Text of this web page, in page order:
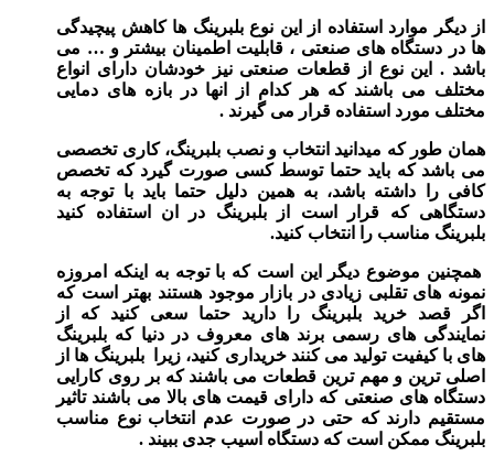
از دیگر موارد استفاده از این نوع بلبرینگ ها کاهش پیچیدگی
ها در دستگاه های صنعتی ، قابلیت اطمینان بیشتر و … می
باشد . این نوع از قطعات صنعتی نیز خودشان دارای انواع
مختلف می باشند که هر کدام از انها در بازه های دمایی
مختلف مورد استفاده قرار می گیرند .
همان طور که میدانید انتخاب و نصب بلبرینگ، کاری تخصصی
می باشد که باید حتما توسط کسی صورت گیرد که تخصص
کافی را داشته باشد، به همین دلیل حتما باید با توجه به
دستگاهی که قرار است از بلبرینگ در ان استفاده کنید
بلبرینگ مناسب را انتخاب کنید.
همچنین موضوع دیگر این است که با توجه به اینکه امروزه
نمونه های تقلبی زیادی در بازار موجود هستند بهتر است که
اگر قصد خرید بلبرینگ را دارید حتما سعی کنید که از
نمایندگی های رسمی برند های معروف در دنیا که بلبرینگ
های با کیفیت تولید می کنند خریداری کنید، زیرا بلبرینگ ها از
اصلی ترین و مهم ترین قطعات می باشند که بر روی کارایی
دستگاه های صنعتی که دارای قیمت های بالا می باشند تاثیر
مستقیم دارند که حتی در صورت عدم انتخاب نوع مناسب
بلبرینگ ممکن است که دستگاه اسیب جدی ببیند .